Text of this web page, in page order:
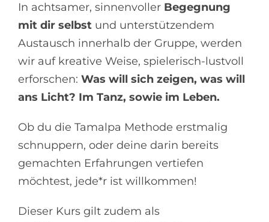
In achtsamer, sinnenvoller Begegnung
mit dir selbst und unterstützendem
Austausch innerhalb der Gruppe, werden
wir auf kreative Weise, spielerisch-lustvoll
erforschen: Was will sich zeigen, was will
ans Licht? Im Tanz, sowie im Leben.
Ob du die Tamalpa Methode erstmalig
schnuppern, oder deine darin bereits
gemachten Erfahrungen vertiefen
möchtest, jede*r ist willkommen!
Dieser Kurs gilt zudem als